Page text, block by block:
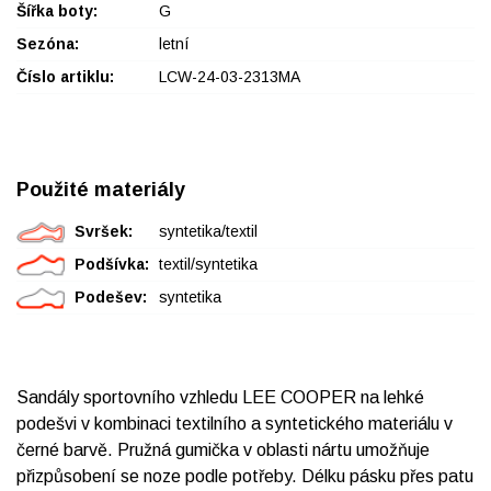
Šířka boty:
G
Sezóna:
letní
Číslo artiklu:
LCW-24-03-2313MA
Použité materiály
Svršek:
syntetika/textil
Podšívka:
textil/syntetika
Podešev:
syntetika
Sandály sportovního vzhledu LEE COOPER na lehké
podešvi v kombinaci textilního a syntetického materiálu v
černé barvě. Pružná gumička v oblasti nártu umožňuje
přizpůsobení se noze podle potřeby. Délku pásku přes patu